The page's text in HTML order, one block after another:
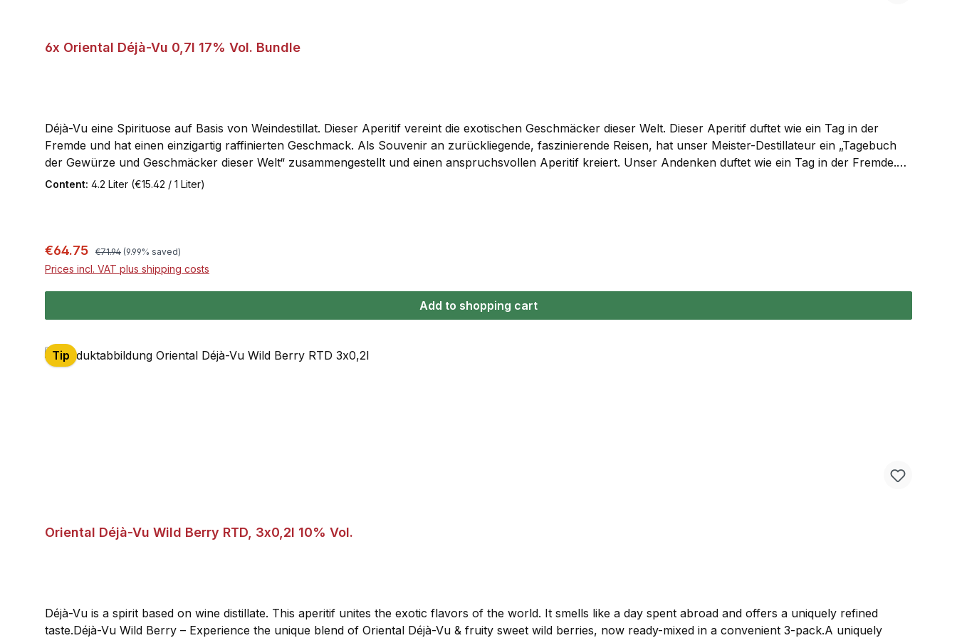
6x Oriental Déjà-Vu 0,7l 17% Vol. Bundle
Déjà-Vu eine Spirituose auf Basis von Weindestillat. Dieser Aperitif vereint die exotischen Geschmäcker dieser Welt. Dieser Aperitif duftet wie ein Tag in der
Fremde und hat einen einzigartig raffinierten Geschmack. Als Souvenir an zurückliegende, faszinierende Reisen, hat unser Meister-Destillateur ein „Tagebuch
der Gewürze und Geschmäcker dieser Welt“ zusammengestellt und einen anspruchsvollen Aperitif kreiert. Unser Andenken duftet wie ein Tag in der Fremde.
Eine Spirituose, die als Hommage an die Kulturen dieser Erde die Geschmäcker der Welt vereint. Ein unaufdringliches, französisches Weindestillat schafft die
Content: 4.2 Liter (€15.42 / 1 Liter)
Sale price:
€64.75 Regular price:
€71.94 (9.99% saved)
Prices incl. VAT plus shipping costs
Add to shopping cart
Tip
Oriental Déjà-Vu Wild Berry RTD, 3x0,2l 10% Vol.
Déjà-Vu is a spirit based on wine distillate. This aperitif unites the exotic flavors of the world. It smells like a day spent abroad and offers a uniquely refined
taste.Déjà-Vu Wild Berry – Experience the unique blend of Oriental Déjà-Vu & fruity sweet wild berries, now ready-mixed in a convenient 3-pack.A uniquely